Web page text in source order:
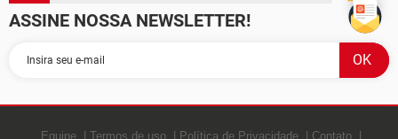
ASSINE NOSSA NEWSLETTER!
Equipe Termos de uso Política de Privacidade Contato